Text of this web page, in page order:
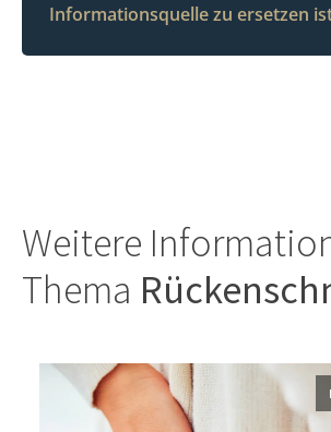
Informationsquelle zu ersetzen
Weitere
Thema